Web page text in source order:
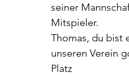
seiner
Mitspieler.
Thomas, du bist
unseren Verein
Platz